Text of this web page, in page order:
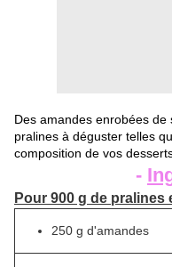
Des amandes enrobées
pralines à déguster telles
composition de vos
-
Pour 900 g de pralines
250 g d'amandes